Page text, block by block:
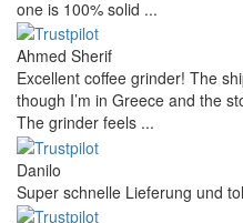
one is 100% solid ...
Ahmed Sherif
Excellent coffee grinder! The
though I’m in Greece and the
The grinder feels ...
Danilo
Super schnelle Lieferung und